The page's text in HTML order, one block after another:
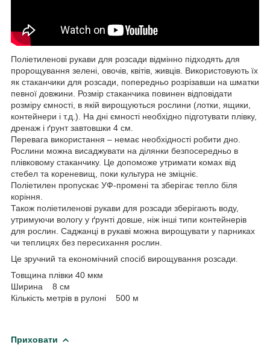
Поліетиленові рукави для розсади відмінно підходять для
пророщування зелені, овочів, квітів, живців. Використовують їх
як стаканчики для розсади, попередньо розрізавши на шматки
певної довжини. Розмір стаканчика повинен відповідати
розміру ємності, в якій вирощуються рослини (лотки, ящики,
контейнери і т.д.). На дні ємності необхідно підготувати плівку,
дренаж і ґрунт завтовшки 4 см.
Перевага використання – немає необхідності робити дно.
Рослини можна висаджувати на ділянки безпосередньо в
плівковому стаканчику. Це допоможе утримати комах від
стебел та кореневищ, поки культура не зміцніє.
Поліетилен пропускає УФ-промені та зберігає тепло біля
коріння.
Також поліетиленові рукави для розсади зберігають воду,
утримуючи вологу у ґрунті довше, ніж інші типи контейнерів
для рослин. Саджанці в рукаві можна вирощувати у парниках
чи теплицях без пересихання рослин.
Це зручний та економічний спосіб вирощування розсади.
Товщина плівки 40 мкм
Ширина 8 см
Кількість метрів в рулоні 500 м
Приховати